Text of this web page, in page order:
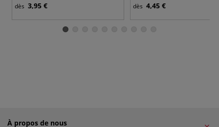
dès 3,95 € dès 4,45 €
À propos de nous